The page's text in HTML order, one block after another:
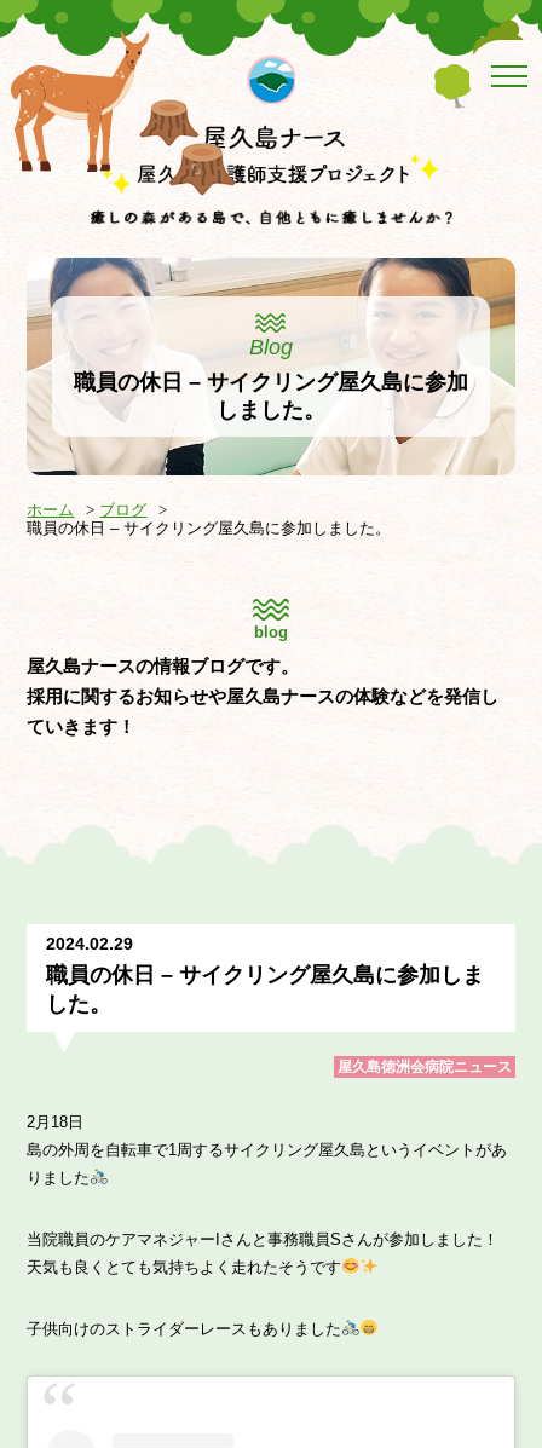
Blog
職員の休日 – サイクリング屋久島に参加
しました。
ホーム
ブログ
職員の休日 – サイクリング屋久島に参加しました。
blog
屋久島ナースの情報ブログです。
採用に関するお知らせや屋久島ナースの体験などを発信し
ていきます！
2024.02.29
職員の休日 – サイクリング屋久島に参加しま
した。
屋久島徳洲会病院ニュース
2月18日
島の外周を自転車で1周するサイクリング屋久島というイベントがあ
りました
当院職員のケアマネジャーIさんと事務職員Sさんが参加しました！
天気も良くとても気持ちよく走れたそうです
子供向けのストライダーレースもありました